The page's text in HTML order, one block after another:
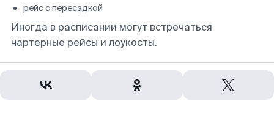
рейс с пересадкой
Иногда в расписании могут встречаться
чартерные рейсы и лоукосты.